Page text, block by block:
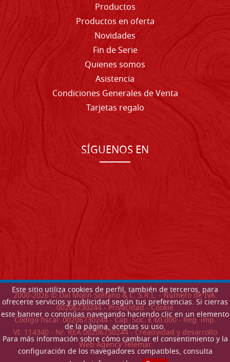
Este sitio utiliza cookies de perfil, también de terceros, para
ofrecerte servicios y publicidad según tus preferencias. Si cierras
este banner o continúas navegando haciendo clic en un elemento
de la página, aceptas su uso.
Para más información sobre cómo cambiar el consentimiento y la
configuración de los navegadores compatibles, consulta
Productos
Productos en oferta
Novidades
Fin de Serie
Quienes somos
Asistencia
Condiciones Generales de Venta
Tarjetas regalo
SÍGUENOS EN
2000-2026© Dal Molin Stefano & C. S.R.L. - Número de IVA:
00206730244 -Privacidad-Cookie
Código fiscal: 00206730244 - Cap. Soc. € 60.000 - Reg. imp.
VI: 114340 - Nr. REA 00206730244 - Creatividad y desarrollo
Web Agency Telemar